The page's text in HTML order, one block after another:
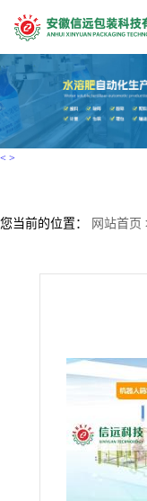
< >
您当前的位置： 网站首页